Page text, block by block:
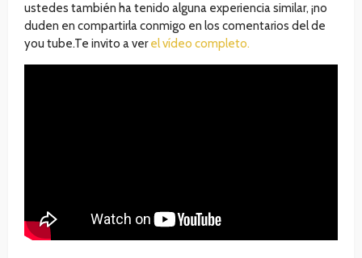
ustedes también ha tenido alguna experiencia similar, ¡no
duden en compartirla conmigo en los comentarios del de
you tube.Te invito a verel vídeo completo.